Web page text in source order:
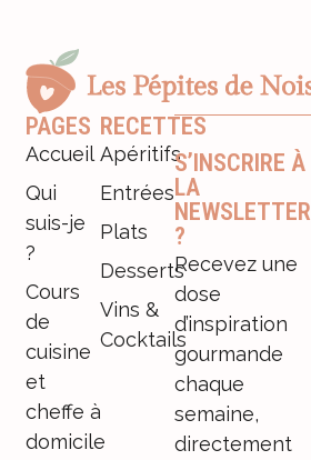
PAGES
Accueil
Qui
suis-je
?
Cours
de
cuisine
et
cheffe à
domicile
RECETTES
Apéritifs
Entrées
Plats
Desserts
Vins &
Cocktails
S’INSCRIRE À
LA
NEWSLETTER
?
Recevez une
dose
d’inspiration
gourmande
chaque
semaine,
directement